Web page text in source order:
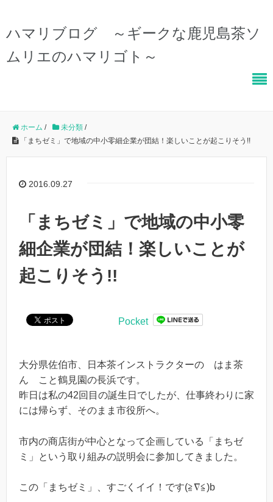
ハマリブログ ～ギークな鹿児島茶ソ
ムリエのハマリゴト～
ホーム / 未分類 /
「まちゼミ」で地域の中小零細企業が団結！楽しいことが起こりそう!!
2016.09.27
「まちゼミ」で地域の中小零
細企業が団結！楽しいことが
起こりそう!!
Pocket
大分県佐伯市、日本茶インストラクターの はま茶
ん こと鶴見園の長浜です。
昨日は私の42回目の誕生日でしたが、仕事終わりに家
には帰らず、そのまま市役所へ。
市内の商店街が中心となって企画している「まちゼ
ミ」という取り組みの説明会に参加してきました。
この「まちゼミ」、すごくイイ！です(≧∇≦)b